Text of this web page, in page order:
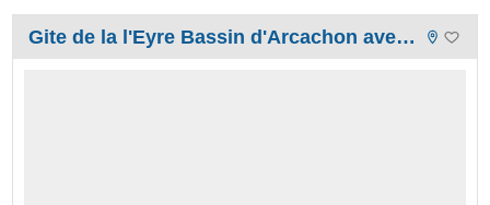
Gite de la l'Eyre Bassin d'Arcachon avec piscine chauffée